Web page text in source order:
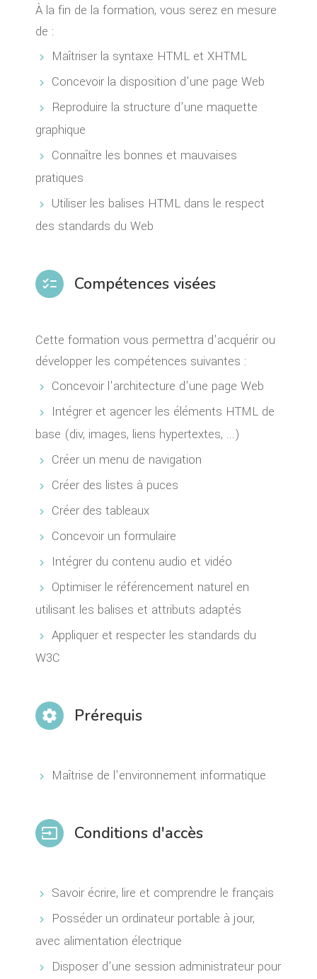
À la fin de la formation, vous serez en mesure
de :
Maîtriser la syntaxe HTML et XHTML
Concevoir la disposition d'une page Web
Reproduire la structure d'une maquette
graphique
Connaître les bonnes et mauvaises
pratiques
Utiliser les balises HTML dans le respect
des standards du Web
checklist Compétences visées
Cette formation vous permettra d'acquérir ou
développer les compétences suivantes :
Concevoir l'architecture d'une page Web
Intégrer et agencer les éléments HTML de
base (div, images, liens hypertextes, ...)
Créer un menu de navigation
Créer des listes à puces
Créer des tableaux
Concevoir un formulaire
Intégrer du contenu audio et vidéo
Optimiser le référencement naturel en
utilisant les balises et attributs adaptés
Appliquer et respecter les standards du
W3C
settings Prérequis
Maîtrise de l'environnement informatique
input Conditions d'accès
Savoir écrire, lire et comprendre le français
Posséder un ordinateur portable à jour,
avec alimentation électrique
Disposer d'une session administrateur pour